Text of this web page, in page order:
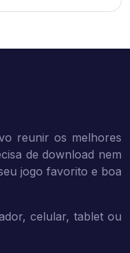
reunir os melhores
de download nem
jogo favorito e boa
celular, tablet ou